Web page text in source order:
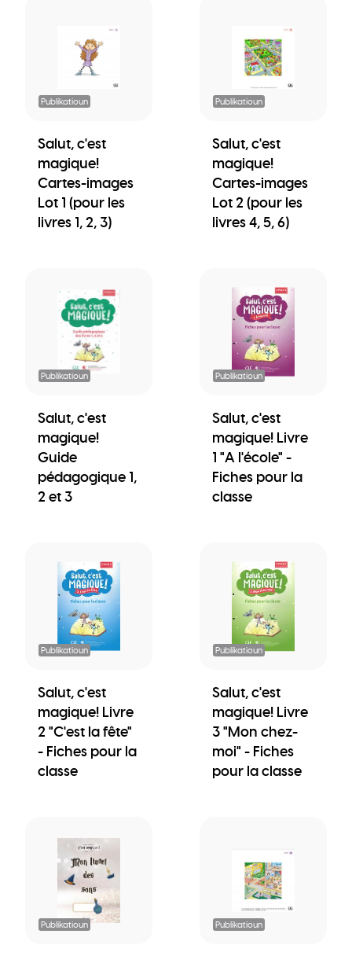
Publikatioun
Salut, c'est
magique!
Cartes-images
Lot 1 (pour les
livres 1, 2, 3)
Publikatioun
Salut, c'est
magique!
Cartes-images
Lot 2 (pour les
livres 4, 5, 6)
Publikatioun
Salut, c'est
magique!
Guide
pédagogique 1,
2 et 3
Publikatioun
Salut, c'est
magique! Livre
1 "A l'école" -
Fiches pour la
classe
Publikatioun
Salut, c'est
magique! Livre
2 "C'est la fête"
- Fiches pour la
classe
Publikatioun
Salut, c'est
magique! Livre
3 "Mon chez-
moi" - Fiches
pour la classe
Publikatioun Publikatioun